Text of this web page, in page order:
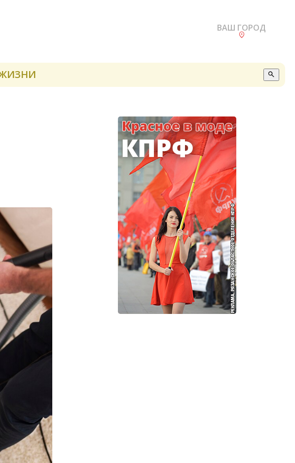
ВАШ ГОРОД
Е
И
П
Р
С
Т
У